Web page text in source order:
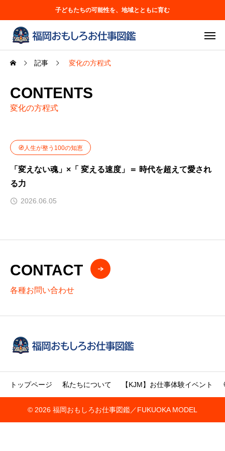
子どもたちの可能性を、地域とともに育む
記事 変化の方程式
CONTENTS
変化の方程式
🧭人生が整う100の知恵
「変えない魂」×「 変える速度」＝ 時代を超えて愛され
る力
2026.06.05
CONTACT
各種お問い合わせ
トップページ 私たちについて 【KJM】お仕事体験イベント
© 2026 福岡おもしろお仕事図鑑／FUKUOKA MODEL